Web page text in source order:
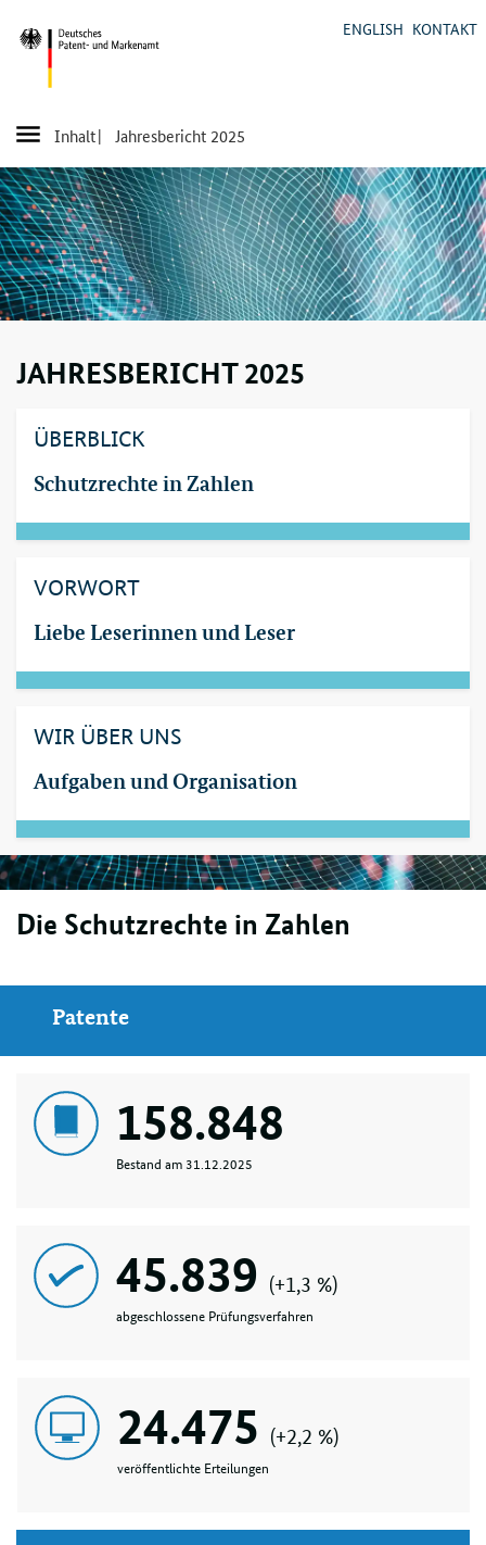
ENGLISH KONTAKT
Inhalt| Jahresbericht 2025
JAHRESBERICHT 2025
ÜBERBLICK
Schutzrechte in Zahlen
VORWORT
Liebe Leserinnen und Leser
WIR ÜBER UNS
Aufgaben und Organisation
Die Schutzrechte in Zahlen
Patente
158.848
Bestand am 31.12.2025
45.839 (+1,3 %)
abgeschlossene Prüfungsverfahren
24.475 (+2,2 %)
veröffentlichte Erteilungen